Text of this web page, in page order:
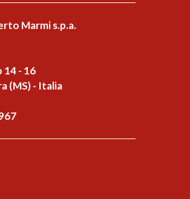
Marmi s.p.a.
14 - 16
(MS) - Italia